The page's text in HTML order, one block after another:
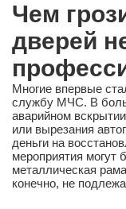
Чем
дверей
Многие впервые
службу МЧС. В
аварийном
или вырезания
деньги на
мероприятия
металлическая
конечно, не